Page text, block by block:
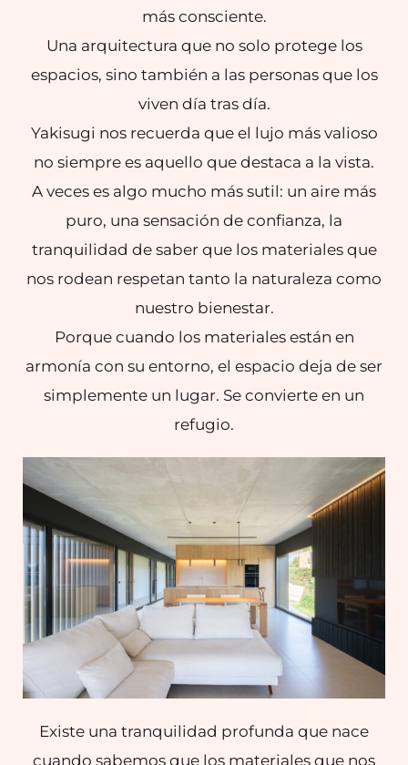
más consciente.
Una arquitectura que no solo protege los
espacios, sino también a las personas que los
viven día tras día.
Yakisugi nos recuerda que el lujo más valioso
no siempre es aquello que destaca a la vista.
A veces es algo mucho más sutil: un aire más
puro, una sensación de confianza, la
tranquilidad de saber que los materiales que
nos rodean respetan tanto la naturaleza como
nuestro bienestar.
Porque cuando los materiales están en
armonía con su entorno, el espacio deja de ser
simplemente un lugar. Se convierte en un
refugio.
Existe una tranquilidad profunda que nace
cuando sabemos que los materiales que nos